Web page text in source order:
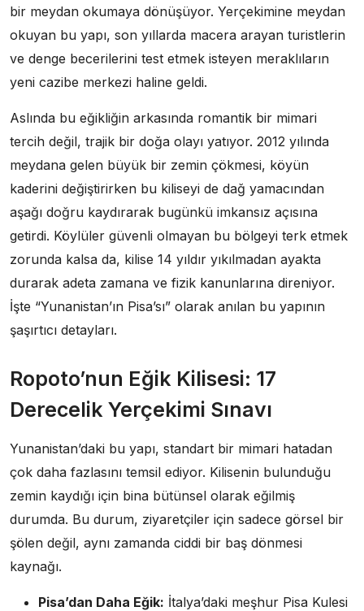
bir meydan okumaya dönüşüyor. Yerçekimine meydan
okuyan bu yapı, son yıllarda macera arayan turistlerin
ve denge becerilerini test etmek isteyen meraklıların
yeni cazibe merkezi haline geldi.
Aslında bu eğikliğin arkasında romantik bir mimari
tercih değil, trajik bir doğa olayı yatıyor. 2012 yılında
meydana gelen büyük bir zemin çökmesi, köyün
kaderini değiştirirken bu kiliseyi de dağ yamacından
aşağı doğru kaydırarak bugünkü imkansız açısına
getirdi. Köylüler güvenli olmayan bu bölgeyi terk etmek
zorunda kalsa da, kilise 14 yıldır yıkılmadan ayakta
durarak adeta zamana ve fizik kanunlarına direniyor.
İşte “Yunanistan’ın Pisa’sı” olarak anılan bu yapının
şaşırtıcı detayları.
Ropoto’nun Eğik Kilisesi: 17
Derecelik Yerçekimi Sınavı
Yunanistan’daki bu yapı, standart bir mimari hatadan
çok daha fazlasını temsil ediyor. Kilisenin bulunduğu
zemin kaydığı için bina bütünsel olarak eğilmiş
durumda. Bu durum, ziyaretçiler için sadece görsel bir
şölen değil, aynı zamanda ciddi bir baş dönmesi
kaynağı.
Pisa’dan Daha Eğik: İtalya’daki meşhur Pisa Kulesi